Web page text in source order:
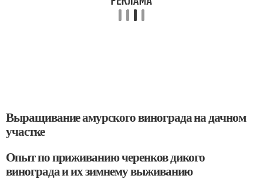
Выращивание амурского винограда на дачном
участке
Опыт по приживанию черенков дикого
винограда и их зимнему выживанию